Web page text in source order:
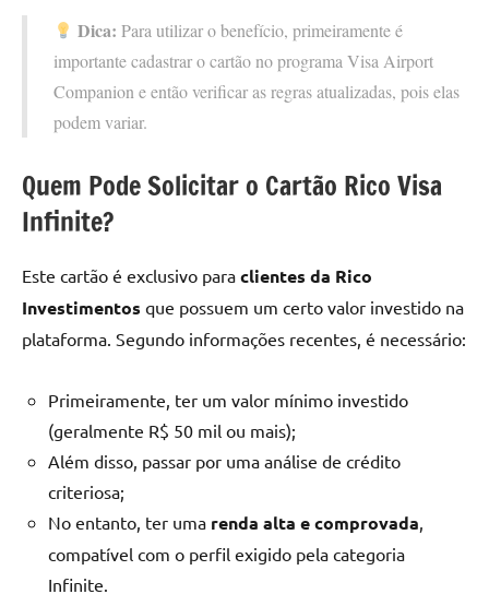
Dica: Para utilizar o benefício, primeiramente é
importante cadastrar o cartão no programa Visa Airport
Companion e então verificar as regras atualizadas, pois elas
podem variar.
Quem Pode Solicitar o Cartão Rico Visa
Infinite?
Este cartão é exclusivo para clientes da Rico
Investimentos que possuem um certo valor investido na
plataforma. Segundo informações recentes, é necessário:
Primeiramente, ter um valor mínimo investido
(geralmente R$ 50 mil ou mais);
Além disso, passar por uma análise de crédito
criteriosa;
No entanto, ter uma renda alta e comprovada,
compatível com o perfil exigido pela categoria
Infinite.